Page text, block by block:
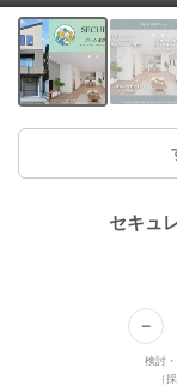
セキュ
検討
（